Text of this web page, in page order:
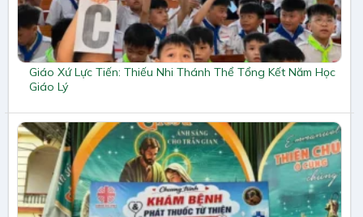
Giáo Xứ Lực Tiến: Thiếu Nhi Thánh Thể Tổng Kết Năm Học
Giáo Lý